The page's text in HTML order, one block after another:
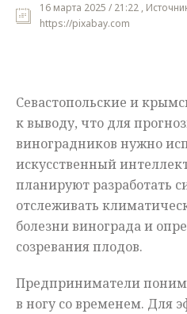
Мнения
16 марта 2025 / 21:22 ,
https://pixabay.com
Севастопольские и
к выводу, что для
виноградников нужно
искусственный
планируют разработать
отслеживать
болезни винограда и
созревания плодов.
Предприниматели
в ногу со временем. Для